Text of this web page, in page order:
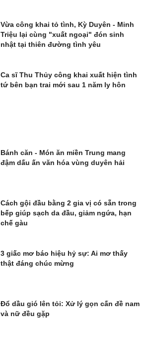
Vừa công khai tỏ tình, Kỳ Duyên - Minh
Triệu lại cùng "xuất ngoại" đón sinh
nhật tại thiên đường tình yêu
Ca sĩ Thu Thủy công khai xuất hiện tình
tứ bên bạn trai mới sau 1 năm ly hôn
Bánh căn - Món ăn miền Trung mang
đậm dấu ấn văn hóa vùng duyên hải
Cách gội đầu bằng 2 gia vị có sẵn trong
bếp giúp sạch da đầu, giảm ngứa, hạn
chế gàu
3 giấc mơ báo hiệu hỷ sự: Ai mơ thấy
thật đáng chúc mừng
Đổ dầu gió lên tỏi: Xử lý gọn cấn đề nam
và nữ đều gặp